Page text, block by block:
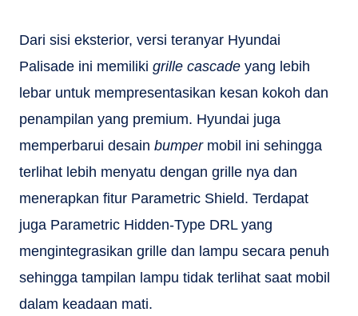
Dari sisi eksterior, versi teranyar Hyundai
Palisade ini memiliki grille cascade yang lebih
lebar untuk mempresentasikan kesan kokoh dan
penampilan yang premium. Hyundai juga
memperbarui desain bumper mobil ini sehingga
terlihat lebih menyatu dengan grille nya dan
menerapkan fitur Parametric Shield. Terdapat
juga Parametric Hidden-Type DRL yang
mengintegrasikan grille dan lampu secara penuh
sehingga tampilan lampu tidak terlihat saat mobil
dalam keadaan mati.